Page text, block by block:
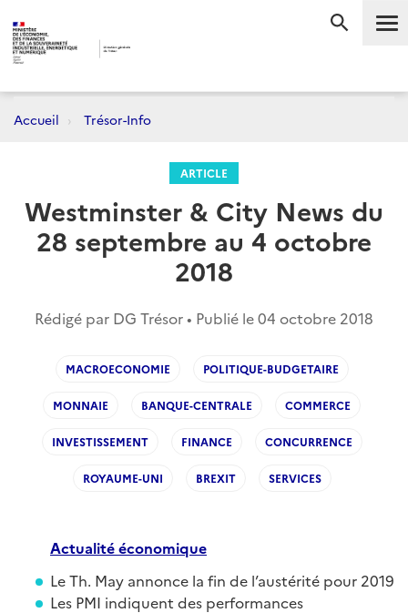
Accueil Trésor-Info
ARTICLE
Westminster & City News du
28 septembre au 4 octobre
2018
Rédigé par DG Trésor • Publié le04 octobre 2018
MACROECONOMIE POLITIQUE-BUDGETAIRE
MONNAIE BANQUE-CENTRALE COMMERCE
INVESTISSEMENT FINANCE CONCURRENCE
ROYAUME-UNI BREXIT SERVICES
Actualitééconomique
Le Th. May annonce la fin de l’austérité pour 2019
Les PMI indiquent des performances